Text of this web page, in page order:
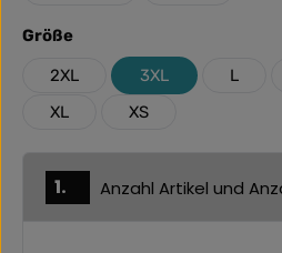
Größeauswählen
2XL 3XL L
XL
XS
1. Anzahl Artikel und